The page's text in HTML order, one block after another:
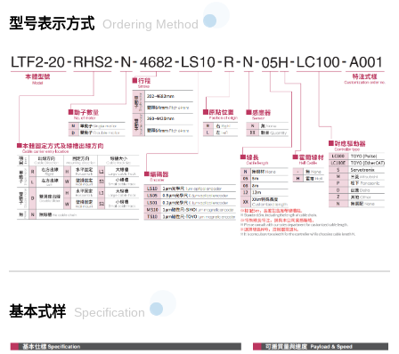
型号表示方式 Ordering Method
基本式样 Specification